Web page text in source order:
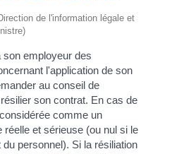
de l'information légale et
son employeur des
l'application de son
au conseil de
son contrat. En cas de
comme un
et sérieuse (ou nul si le
personnel). Si la résiliation